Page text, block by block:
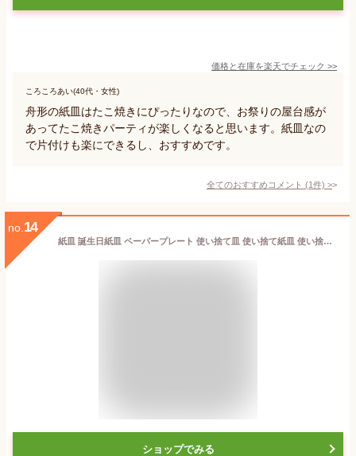
価格と在庫を楽天でチェック >>
ころころあい(40代・女性)
舟形の紙皿はたこ焼きにぴったりなので、お祭りの屋台感が
あってたこ焼きパーティが楽しくなると思います。紙皿なの
で片付けも楽にできるし、おすすめです。
全てのおすすめコメント (1件) >
no. 14
紙皿 誕生日紙皿 ペーパープレート 使い捨て皿 使い捨て紙皿 使い捨て食器 カワイイ 誕生日 パーティー使い捨て食器セット（4色８枚入）
ショップでみる